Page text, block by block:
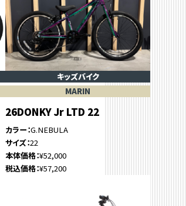
キッズバイク
MARIN
26DONKY Jr LTD 22
カラー G.NEBULA
サイズ 22
本体価格 ¥52,000
税込価格 ¥57,200